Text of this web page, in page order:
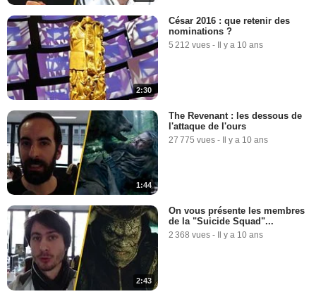
2:30
César 2016 : que retenir des
nominations ?
5 212 vues - Il y a 10 ans
1:44
The Revenant : les dessous de
l'attaque de l'ours
27 775 vues - Il y a 10 ans
2:43
On vous présente les membres
de la "Suicide Squad"...
2 368 vues - Il y a 10 ans